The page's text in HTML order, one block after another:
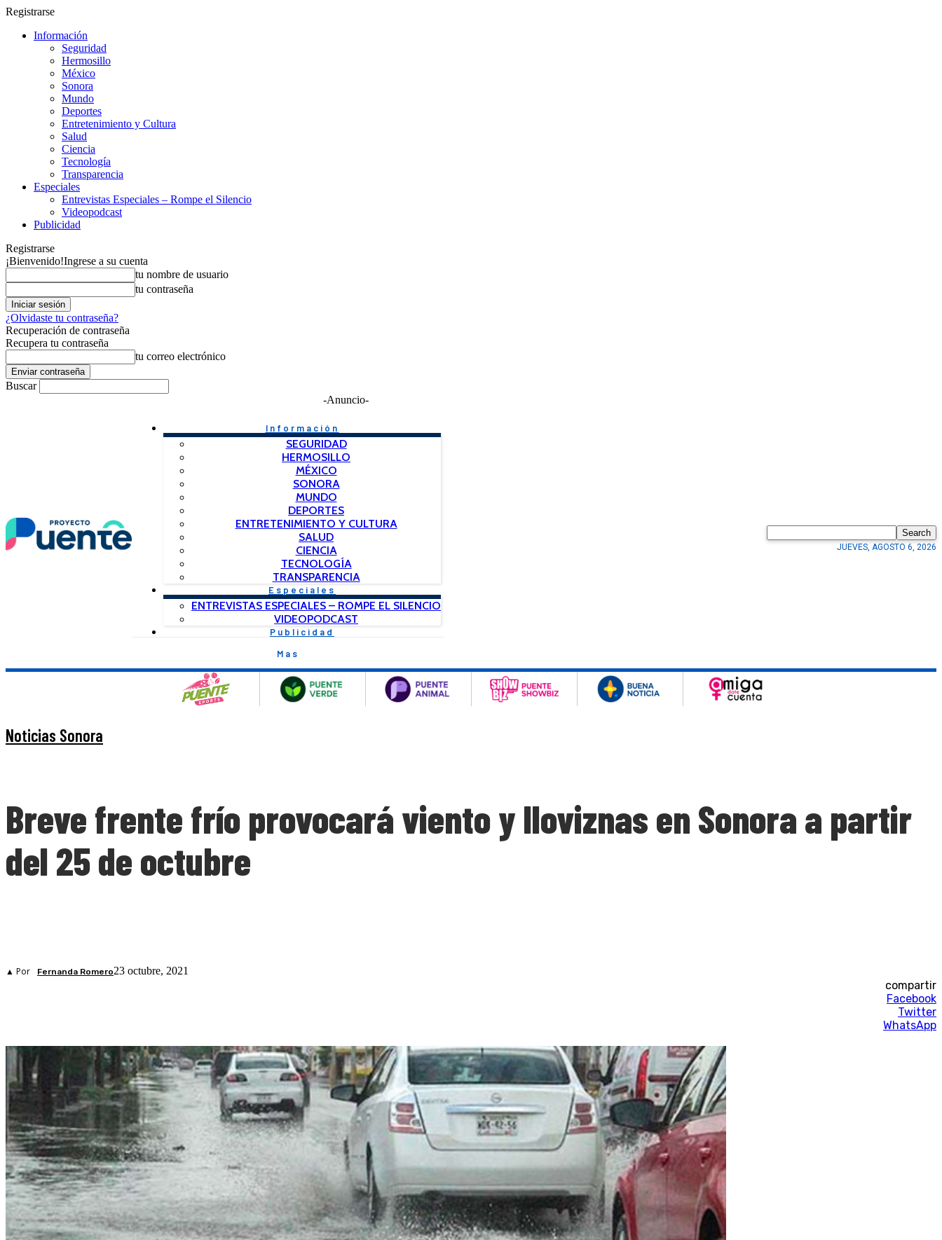
Registrarse
Información
Seguridad
Hermosillo
México
Sonora
Mundo
Deportes
Entretenimiento y Cultura
Salud
Ciencia
Tecnología
Transparencia
Especiales
Entrevistas Especiales – Rompe el Silencio
Videopodcast
Publicidad
Registrarse
¡Bienvenido!Ingrese a su cuenta
tu nombre de usuario
tu contraseña
¿Olvidaste tu contraseña?
Recuperación de contraseña
Recupera tu contraseña
tu correo electrónico
Buscar
-Anuncio-
Información
SEGURIDAD
HERMOSILLO
MÉXICO
SONORA
MUNDO
DEPORTES
ENTRETENIMIENTO Y CULTURA
SALUD
CIENCIA
TECNOLOGÍA
TRANSPARENCIA
Especiales
ENTREVISTAS ESPECIALES – ROMPE EL SILENCIO
VIDEOPODCAST
Publicidad
Mas
Search
JUEVES, AGOSTO 6, 2026
Noticias Sonora
Breve frente frío provocará viento y lloviznas en Sonora a partir
del 25 de octubre
▲ Por Fernanda Romero23 octubre, 2021
compartir
Facebook
Twitter
WhatsApp